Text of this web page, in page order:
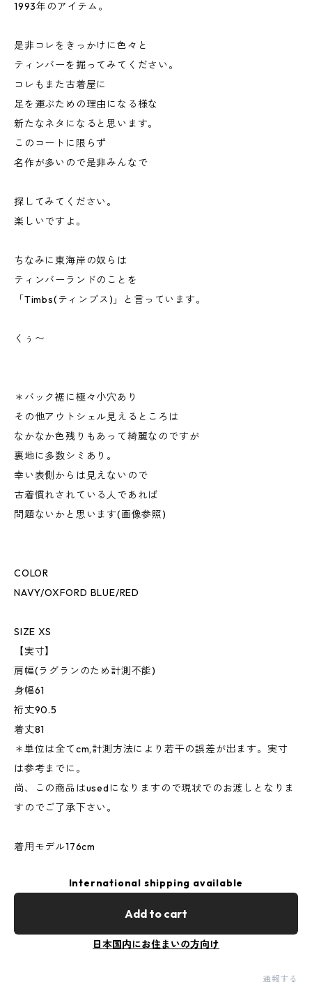
1993年のアイテム。
是非コレをきっかけに色々と
ティンバーを掘ってみてください。
コレもまた古着屋に
足を運ぶための理由になる様な
新たなネタになると思います。
このコートに限らず
名作が多いので是非みんなで
探してみてください。
楽しいですよ。
ちなみに東海岸の奴らは
ティンバーランドのことを
「Timbs(ティンブス)」と言っています。
くぅ〜
＊バック裾に極々小穴あり
その他アウトシェル見えるところは
なかなか色残りもあって綺麗なのですが
裏地に多数シミあり。
幸い表側からは見えないので
古着慣れされている人であれば
問題ないかと思います(画像参照)
COLOR
NAVY/OXFORD BLUE/RED
SIZE XS
【実寸】
肩幅(ラグランのため計測不能)
身幅61
裄丈90.5
着丈81
＊単位は全てcm,計測方法により若干の誤差が出ます。実寸
は参考までに。
尚、この商品はusedになりますので現状でのお渡しとなりま
すのでご了承下さい。
着用モデル176cm
International shipping available
Add to cart
日本国内にお住まいの方向け
通報する